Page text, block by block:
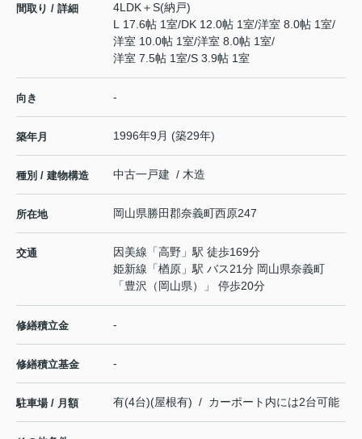
間取り / 詳細
4LDK＋S(納戸)
L 17.6帖 1室/DK 12.0帖 1室/洋室 8.0帖 1室/
洋室 10.0帖 1室/洋室 8.0帖 1室/
洋室 7.5帖 1室/S 3.9帖 1室
向き -
築年月 1996年9月 (築29年)
種別 / 建物構造 中古一戸建 / 木造
所在地 岡山県勝田郡奈義町西原247
交通 因美線 「高野 」駅 徒歩169分
姫新線 「楢原 」駅 バス21分 岡山県奈義町
「豊沢（岡山県）」 停歩20分
修繕積立金 -
修繕積立基金 -
駐車場 / 月額 有(4台)(屋根有) / カーポート内には2台可能